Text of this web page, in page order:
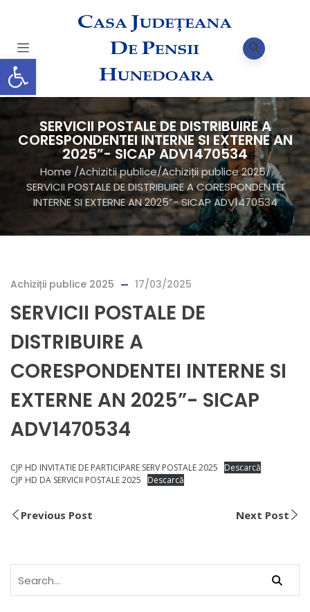
SERVICII POSTALE DE DISTRIBUIRE A
CORESPONDENTEI INTERNE SI EXTERNE AN
2025”- SICAP ADV1470534
Home/Achizitii publice/Achiziții publice 2025/
SERVICII POSTALE DE DISTRIBUIRE A CORESPONDENTEI
INTERNE SI EXTERNE AN 2025”- SICAP ADV1470534
Achiziții publice 2025 17/03/2025
SERVICII POSTALE DE
DISTRIBUIRE A
CORESPONDENTEI INTERNE SI
EXTERNE AN 2025”- SICAP
ADV1470534
CJP HD INVITATIE DE PARTICIPARE SERV POSTALE 2025
Descarcă
CJP HD DA SERVICII POSTALE 2025
Descarcă
Previous Post Next Post
Deschide bara de unelte